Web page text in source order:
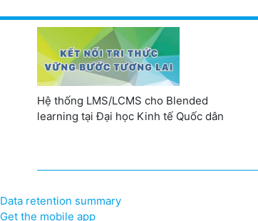
Hệ thống LMS/LCMS cho Blended
learning tại Đại học Kinh tế Quốc dân
Data retention summary
Get the mobile app